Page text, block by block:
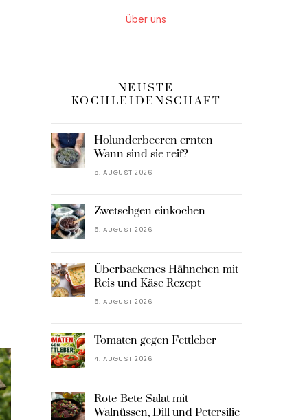
Über uns
NEUSTE
KOCHLEIDENSCHAFT
Holunderbeeren ernten –
Wann sind sie reif?
5. AUGUST 2026
Zwetschgen einkochen
5. AUGUST 2026
Überbackenes Hähnchen mit
Reis und Käse Rezept
5. AUGUST 2026
Tomaten gegen Fettleber
4. AUGUST 2026
Rote-Bete-Salat mit
Walnüssen, Dill und Petersilie